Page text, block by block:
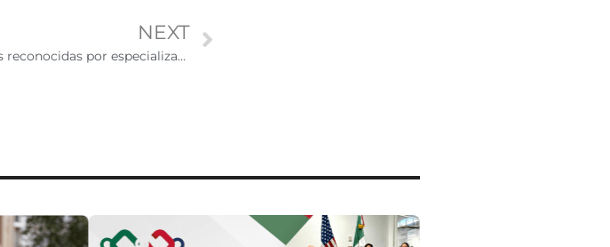
NEXT
Seis firmas de abogados reconocidas por especializarse en asuntos migratorios